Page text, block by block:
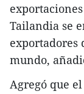
Tailandia se
mundo,
Agregó que